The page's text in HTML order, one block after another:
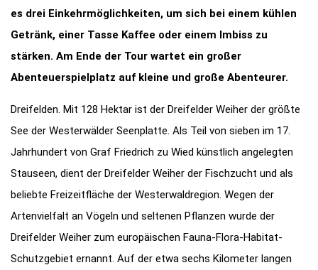
es drei Einkehrmöglichkeiten, um sich bei einem kühlen
Getränk, einer Tasse Kaffee oder einem Imbiss zu
stärken. Am Ende der Tour wartet ein großer
Abenteuerspielplatz auf kleine und große Abenteurer.
Dreifelden. Mit 128 Hektar ist der Dreifelder Weiher der größte
See der Westerwälder Seenplatte. Als Teil von sieben im 17.
Jahrhundert von Graf Friedrich zu Wied künstlich angelegten
Stauseen, dient der Dreifelder Weiher der Fischzucht und als
beliebte Freizeitfläche der Westerwaldregion. Wegen der
Artenvielfalt an Vögeln und seltenen Pflanzen wurde der
Dreifelder Weiher zum europäischen Fauna-Flora-Habitat-
Schutzgebiet ernannt. Auf der etwa sechs Kilometer langen